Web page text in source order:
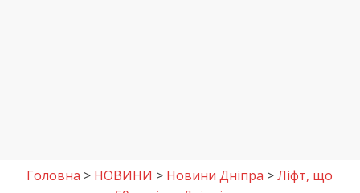
Головна > НОВИНИ > Новини Дніпра >Ліфт, що